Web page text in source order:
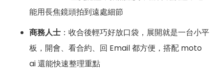
能用長焦鏡頭拍到遠處細節
商務人士 ：收合後輕巧好放口袋，展開就是一台小平
板，開會、看合約、回 Email 都方便，搭配 moto
ai 還能快速整理重點